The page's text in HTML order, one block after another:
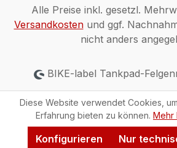
Alle Preise inkl. gesetzl.
Versandkostenund ggf.
nicht anders
BIKE-label Tankpad-
Diese Website verwendet Cookies,
Erfahrung bieten zu können. Mehr
Nur
Konfigurieren